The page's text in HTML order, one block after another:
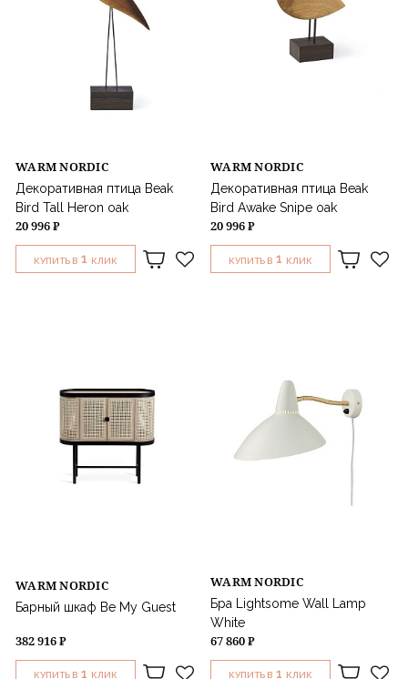
WARM NORDIC
Декоративная птица Beak
Bird Tall Heron oak
20 996 ₽
КУПИТЬ В 1 КЛИК
WARM NORDIC
Декоративная птица Beak
Bird Awake Snipe oak
20 996 ₽
КУПИТЬ В 1 КЛИК
WARM NORDIC
Барный шкаф Be My Guest
382 916 ₽
КУПИТЬ В 1 КЛИК
WARM NORDIC
Бра Lightsome Wall Lamp
White
67 860 ₽
КУПИТЬ В 1 КЛИК